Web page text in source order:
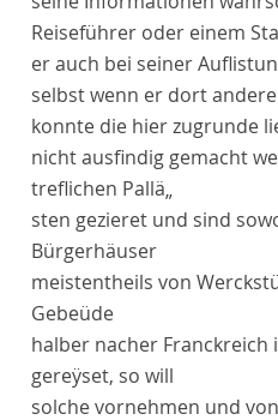
Reiseführer oder einem
er auch bei seiner
selbst wenn er dort
konnte die hier zugrunde
nicht ausfindig gemacht
treflichen Pallä„
sten gezieret und sind
Bürgerhäuser
meistentheils von
Gebeüde
halber nacher Franckreich
gereÿset, so will
solche vornehmen und